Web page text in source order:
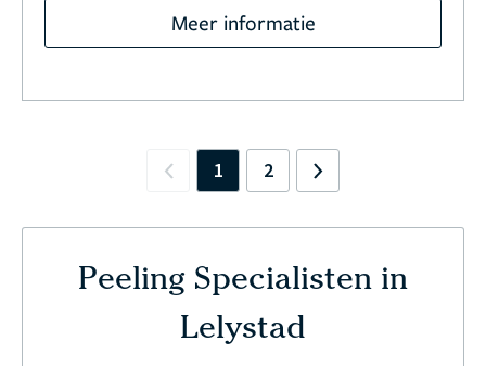
Meer informatie
Previous
1 2 Next
Peeling Specialisten in
Lelystad